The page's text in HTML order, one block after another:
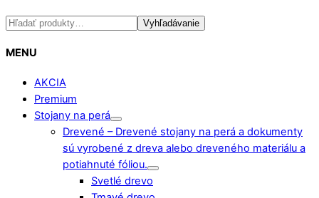
Hľadať: Vyhľadávanie
MENU
AKCIA
Premium
Stojany na perá
Drevené – Drevené stojany na perá a dokumenty
sú vyrobené z dreva alebo dreveného materiálu a
potiahnuté fóliou.
Svetlé drevo